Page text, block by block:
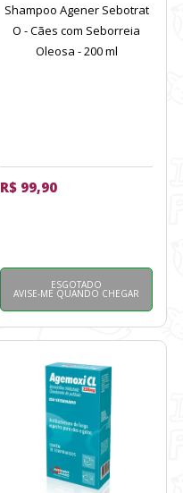
Shampoo Agener Sebotrat
O - Cães com Seborreia
Oleosa - 200 ml
R$ 99,90
ESGOTADO
AVISE-ME QUANDO CHEGAR